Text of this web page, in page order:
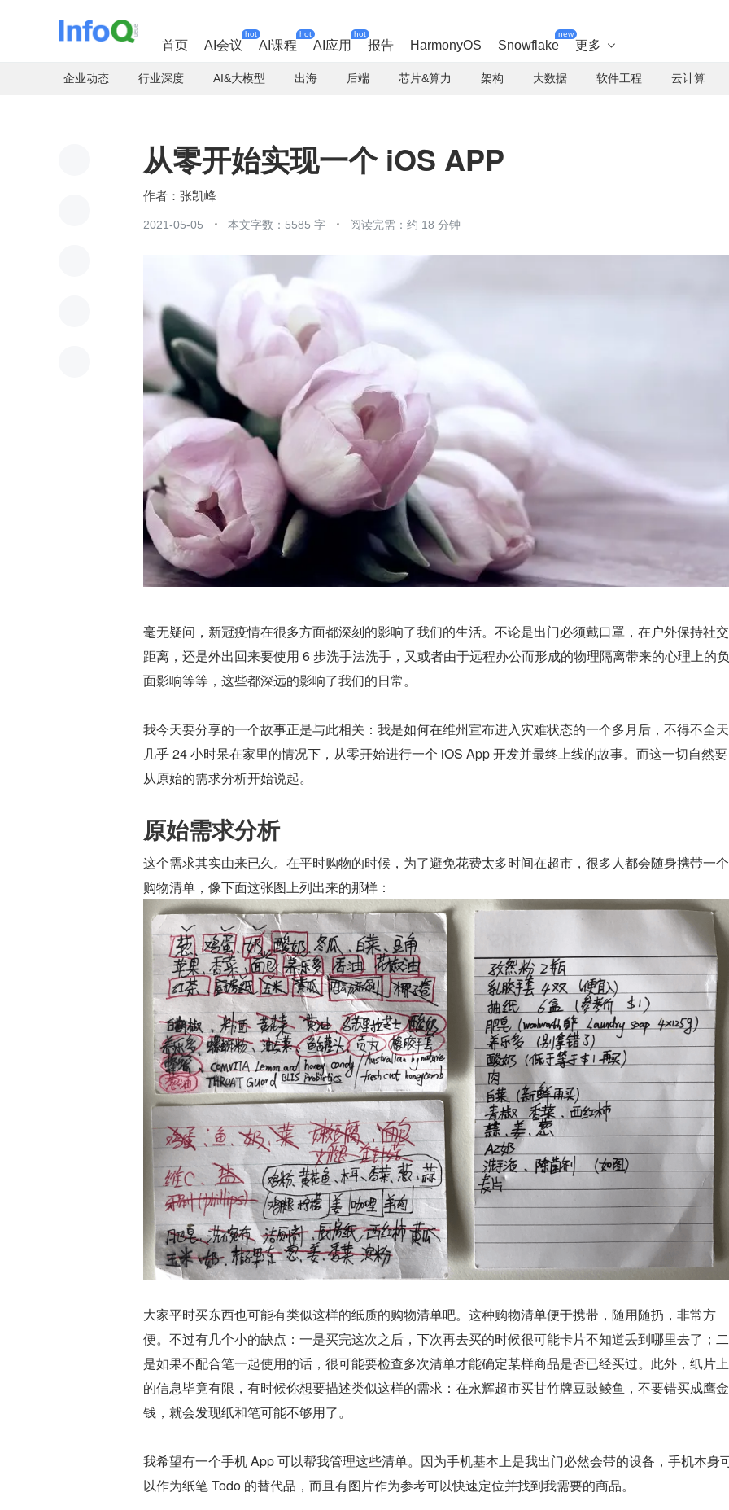
首页 AI会议
hot
AI课程
hot
AI应用
hot
报告 HarmonyOS Snowflake
new
更多 
企业动态 行业深度 AI&大模型 出海 后端 芯片&算力 架构 大数据 软件工程 云计算
从零开始实现一个 iOS APP
张凯峰
2021-05-05 本文字数：5585 字 阅读完需：约 18 分钟
毫无疑问，新冠疫情在很多方面都深刻的影响了我们的生活。不论是出门必须戴口罩，在户外保持社交
距离，还是外出回来要使用 6 步洗手法洗手，又或者由于远程办公而形成的物理隔离带来的心理上的负
面影响等等，这些都深远的影响了我们的日常。
我今天要分享的一个故事正是与此相关：我是如何在维州宣布进入灾难状态的一个多月后，不得不全天
几乎 24 小时呆在家里的情况下，从零开始进行一个 iOS App 开发并最终上线的故事。而这一切自然要
从原始的需求分析开始说起。
原始需求分析
这个需求其实由来已久。在平时购物的时候，为了避免花费太多时间在超市，很多人都会随身携带一个
购物清单，像下面这张图上列出来的那样：
大家平时买东西也可能有类似这样的纸质的购物清单吧。这种购物清单便于携带，随用随扔，非常方
便。不过有几个小的缺点：一是买完这次之后，下次再去买的时候很可能卡片不知道丢到哪里去了；二
是如果不配合笔一起使用的话，很可能要检查多次清单才能确定某样商品是否已经买过。此外，纸片上
的信息毕竟有限，有时候你想要描述类似这样的需求：在永辉超市买甘竹牌豆豉鲮鱼，不要错买成鹰金
钱，就会发现纸和笔可能不够用了。
我希望有一个手机 App 可以帮我管理这些清单。因为手机基本上是我出门必然会带的设备，手机本身
以作为纸笔 Todo 的替代品，而且有图片作为参考可以快速定位并找到我需要的商品。